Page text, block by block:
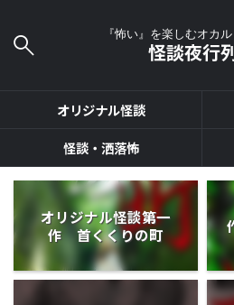
『怖い』を楽しむオカ
怪談夜行
オリジナル怪談
怪談・洒落怖
オリジナル怪談第一
作 首くくりの町